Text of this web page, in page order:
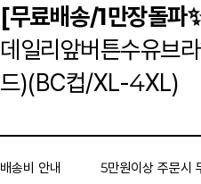
[무료배송/1만장돌파
데일리앞버튼수유브
드)(BC컵/XL-4XL)
배송비 안내 5만원이상 주문시